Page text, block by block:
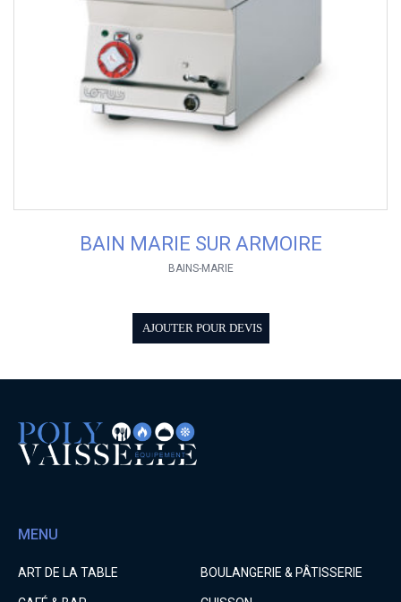
BAIN MARIE SUR ARMOIRE
BAINS-MARIE
AJOUTER POUR DEVIS
MENU
ART DE LA TABLE BOULANGERIE & PÂTISSERIE